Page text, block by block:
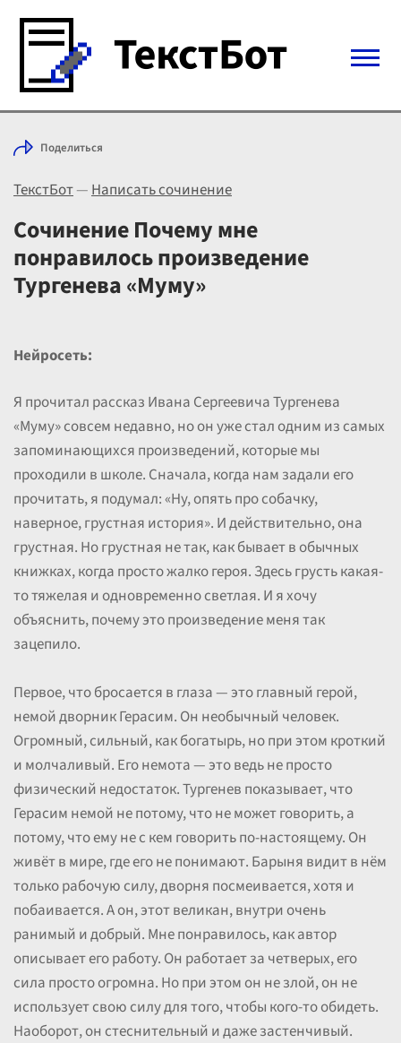
Войти с Telegram
Выбрать режим
Цены
Поделиться
ТекстБот—Написать сочинение
Сочинение Почему мне
понравилось произведение
Тургенева «Муму»
Нейросеть:
Я прочитал рассказ Ивана Сергеевича Тургенева
«Муму» совсем недавно, но он уже стал одним из самых
запоминающихся произведений, которые мы
проходили в школе. Сначала, когда нам задали его
прочитать, я подумал: «Ну, опять про собачку,
наверное, грустная история». И действительно, она
грустная. Но грустная не так, как бывает в обычных
книжках, когда просто жалко героя. Здесь грусть какая-
то тяжелая и одновременно светлая. И я хочу
объяснить, почему это произведение меня так
зацепило.
Первое, что бросается в глаза — это главный герой,
немой дворник Герасим. Он необычный человек.
Огромный, сильный, как богатырь, но при этом кроткий
и молчаливый. Его немота — это ведь не просто
физический недостаток. Тургенев показывает, что
Герасим немой не потому, что не может говорить, а
потому, что ему не с кем говорить по-настоящему. Он
живёт в мире, где его не понимают. Барыня видит в нём
только рабочую силу, дворня посмеивается, хотя и
побаивается. А он, этот великан, внутри очень
ранимый и добрый. Мне понравилось, как автор
описывает его работу. Он работает за четверых, его
сила просто огромна. Но при этом он не злой, он не
использует свою силу для того, чтобы кого-то обидеть.
Наоборот, он стеснительный и даже застенчивый.